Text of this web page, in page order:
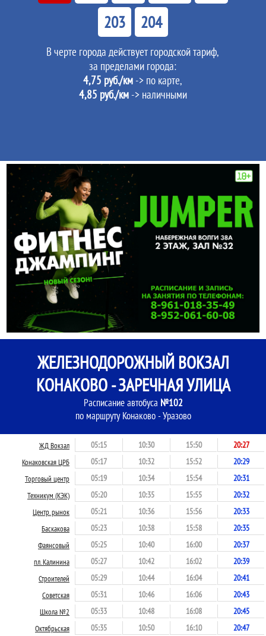
203
204
В черте города действует городской тариф,
за пределами города:
4,75 руб./км -> по карте,
4,85 руб./км-> наличными
ЖЕЛЕЗНОДОРОЖНЫЙ ВОКЗАЛ
КОНАКОВО - ЗАРЕЧНАЯ УЛИЦА
Расписание автобуса №102
по маршруту Конаково - Уразово
ЖД Вокзал 05:15 10:30 15:50 20:27
Конаковская ЦРБ 05:17 10:32 15:52 20:29
Торговый центр 05:19 10:34 15:54 20:31
Техникум (КЭК) 05:20 10:35 15:55 20:32
Центр. рынок 05:21 10:36 15:56 20:33
Баскакова 05:23 10:38 15:58 20:35
Фаянсовый 05:25 10:40 16:00 20:37
пл. Калинина 05:27 10:42 16:02 20:39
Строителей 05:29 10:44 16:04 20:41
Советская 05:31 10:46 16:06 20:43
Школа №2 05:33 10:48 16:08 20:45
Октябрьская 05:35 10:50 16:10 20:47